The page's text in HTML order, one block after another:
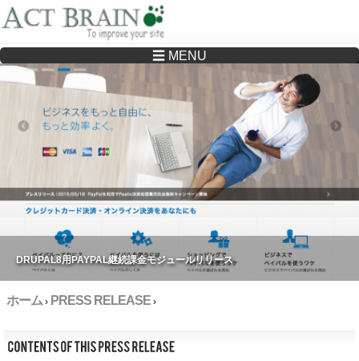
Drupalサイトの制作・保守をどこに頼んでいいか分からない方へ…まずはご相談く
☰ MENU
DRUPAL8用PAYPAL継続課金モジュールリリース
ホーム › PRESS RELEASE ›